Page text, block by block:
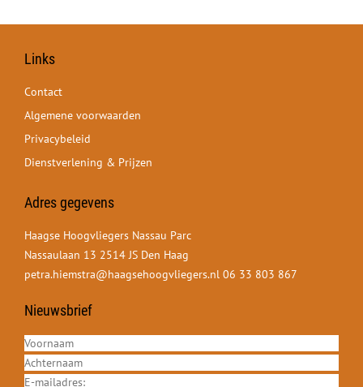
Links
Contact
Algemene voorwaarden
Privacybeleid
Dienstverlening & Prijzen
Adres gegevens
Haagse Hoogvliegers Nassau Parc
Nassaulaan 13 2514 JS Den Haag
petra.hiemstra@haagsehoogvliegers.nl 06 33 803 867
Nieuwsbrief